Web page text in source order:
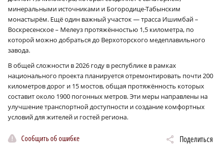
минеральными источниками и Богородице-Табынским
монастырём. Ещё один важный участок — трасса Ишимбай –
Воскресенское – Мелеуз протяжённостью 1,5 километра, по
которой можно добраться до Верхоторского медеплавильного
завода.
В общей сложности в 2026 году в республике в рамках
национального проекта планируется отремонтировать почти 200
километров дорог и 15 мостов, общая протяжённость которых
составит около 1900 погонных метров. Эти меры направлены на
улучшение транспортной доступности и создание комфортных
условий для жителей и гостей региона.
Сообщить об ошибке Поделиться